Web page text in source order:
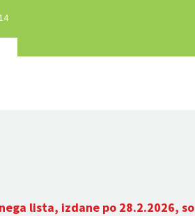
lista, izdane po 28.2.2026, so